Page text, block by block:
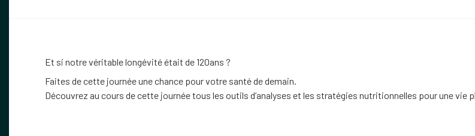
Et si notre véritable longévité était de 120ans ?
Faites de cette journée une chance pour votre santé de demain.
Découvrez au cours de cette journée tous les outils d’analyses et les stratégies nutritionnelles pour une vie